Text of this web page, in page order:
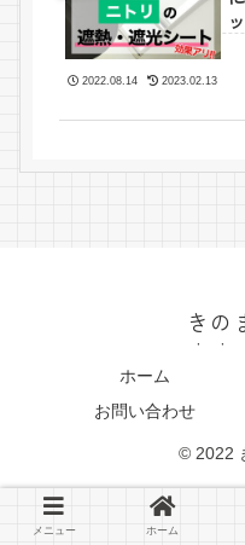
2022.08.14 2023.02.13
きの
ホーム
お問い合わせ
© 2022
メニュー ホーム